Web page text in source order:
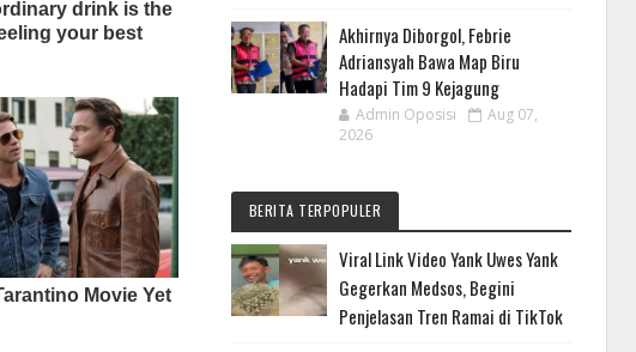
Akhirnya Diborgol, Febrie
Adriansyah Bawa Map Biru
Hadapi Tim 9 Kejagung
Admin Oposisi
Aug 07,
2026
BERITA TERPOPULER
Viral Link Video Yank Uwes Yank
Gegerkan Medsos, Begini
Penjelasan Tren Ramai di TikTok